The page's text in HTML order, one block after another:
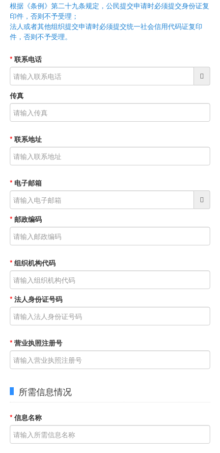
根据《条例》第二十九条规定，公民提交申请时必须提交身份证复
印件，否则不予受理；
法人或者其他组织提交申请时必须提交统一社会信用代码证复印
件，否则不予受理。
* 联系电话
传真
* 联系地址
* 电子邮箱
* 邮政编码
* 组织机构代码
* 法人身份证号码
* 营业执照注册号
所需信息情况
* 信息名称